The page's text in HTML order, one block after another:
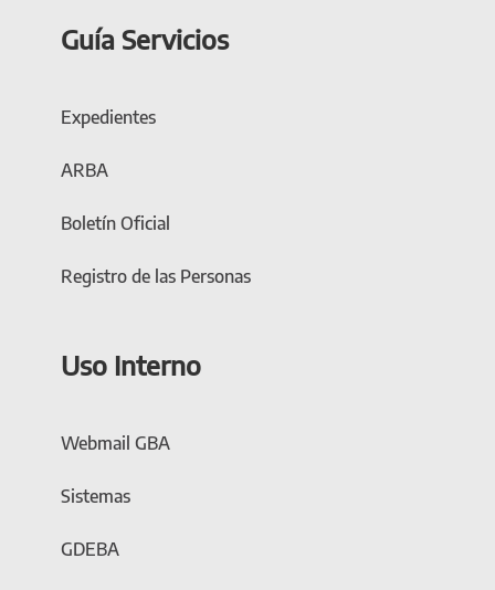
Guía Servicios
Expedientes
ARBA
Boletín Oficial
Registro de las Personas
Uso Interno
Webmail GBA
Sistemas
GDEBA